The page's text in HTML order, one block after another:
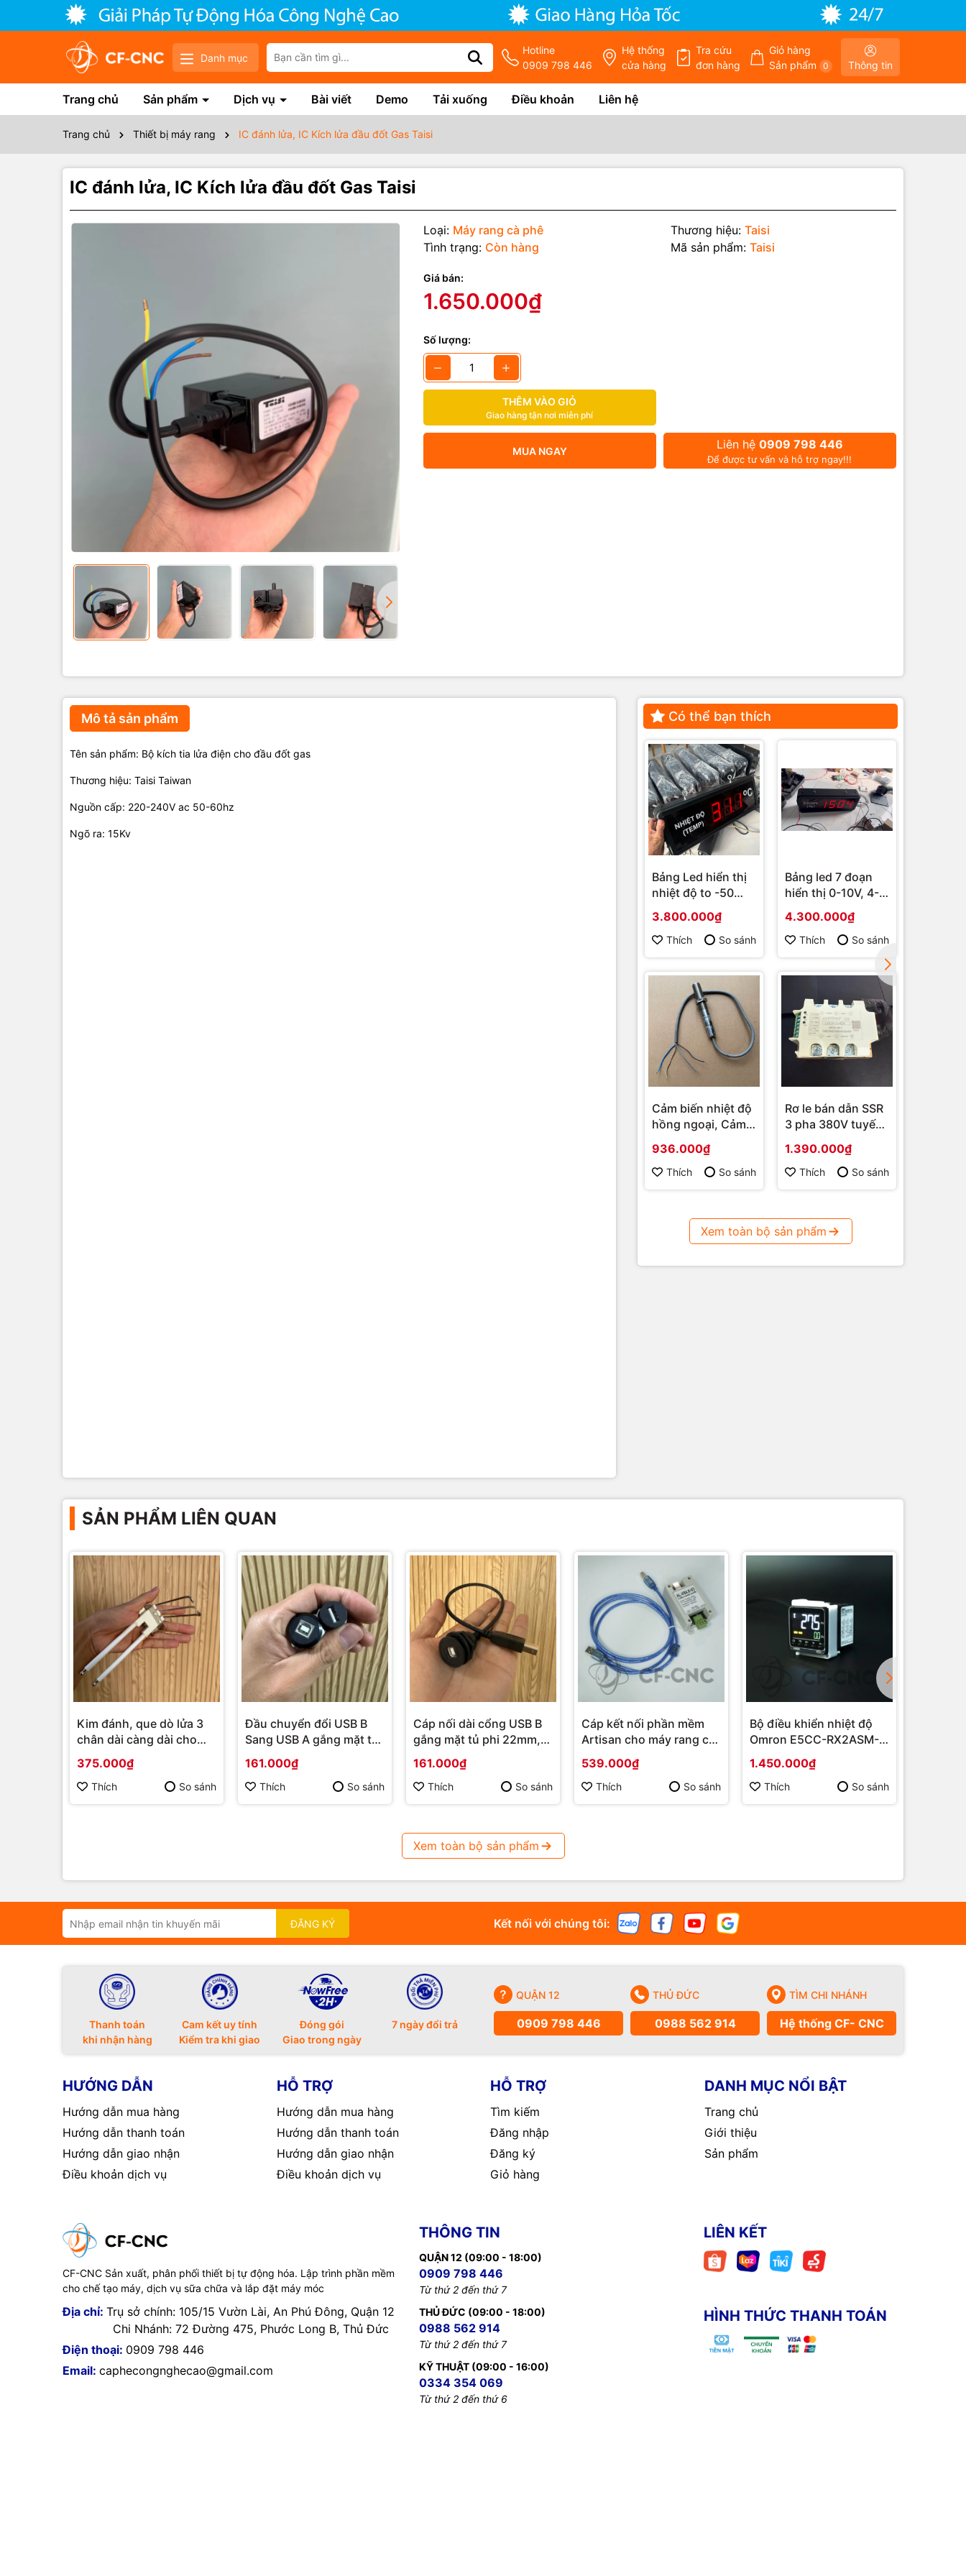
Danh mục
Hotline
0909 798 446
Hệ thống
cửa hàng
Tra cứu
đơn hàng
Giỏ hàng
Sản phẩm 0 Thông tin
Trang chủ Sản phẩm Dịch vụ Bài viết Demo Tải xuống Điều khoản Liên hệ
Trang chủ Thiết bị máy rang IC đánh lửa, IC Kích lửa đầu đốt Gas Taisi
IC đánh lửa, IC Kích lửa đầu đốt Gas Taisi
Loại: Máy rang cà phê Thương hiệu: Taisi
Tình trạng: Còn hàng Mã sản phẩm: Taisi
Giá bán:
1.650.000₫
Số lượng:
THÊM VÀO GIỎ
Giao hàng tận nơi miễn phí
MUA NGAY Liên hệ 0909 798 446
Để được tư vấn và hỗ trợ ngay!!!
Mô tả sản phẩm
Tên sản phẩm: Bộ kích tia lửa điện cho đầu đốt gas
Thương hiệu: Taisi Taiwan
Nguồn cấp: 220-240V ac 50-60hz
Ngõ ra: 15Kv
Có thể bạn thích
Bảng Led hiển thị
nhiệt độ to -50
3.800.000₫
Thích So sánh
Bảng led 7 đoạn
hiển thị 0-10V, 4-
4.300.000₫
Thích So sánh
Cảm biến nhiệt độ
hồng ngoại, Cảm
không tiếp xúc
ngõ Ra 4-20mA, 1-
5Vdc, 2-10Vdc
936.000₫
Thích So sánh
Rơ le bán dẫn SSR
3 pha 380V tuyến
20mA, 0-5V, 0-10V
1.390.000₫
Thích So sánh
Xem toàn bộ sản phẩm
SẢN PHẨM LIÊN QUAN
Kim đánh, que dò lửa 3
chân dài càng dài cho
tĩnh điện
375.000₫
Thích So sánh
Đầu chuyển đổi USB B
Sang USB A gắng mặt tủ
161.000₫
Thích So sánh
Cáp nối dài cổng USB B
gắng mặt tủ phi 22mm,
phi 22mm
161.000₫
Thích So sánh
Cáp kết nối phần mềm
Artisan cho máy rang cà
máy AL-V84.0-V3
539.000₫
Thích So sánh
Bộ điều khiển nhiệt độ
Omron E5CC-RX2ASM-
1.450.000₫
Thích So sánh
Xem toàn bộ sản phẩm
Tên sản phẩm: Bộ kích tia lửa điện cho đầu đốt gas
Thương hiệu: Taisi Taiwan
Nguồn cấp: 220-240V ac 50-60hz
Ngõ ra: 15Kv
ĐĂNG KÝ Kết nối với chúng tôi:
Thanh toán
khi nhận hàng
Cam kết uy tính
Kiểm tra khi giao
Đóng gói
Giao trong ngày
7 ngày đổi trả
QUẬN 12
0909 798 446
THỦ ĐỨC
0988 562 914
TÌM CHI NHÁNH
Hệ thống CF- CNC
HƯỚNG DẪN
Hướng dẫn mua hàng
Hướng dẫn thanh toán
Hướng dẫn giao nhận
Điều khoản dịch vụ
HỖ TRỢ
Hướng dẫn mua hàng
Hướng dẫn thanh toán
Hướng dẫn giao nhận
Điều khoản dịch vụ
HỖ TRỢ
Tìm kiếm
Đăng nhập
Đăng ký
Giỏ hàng
DANH MỤC NỔI BẬT
Trang chủ
Giới thiệu
Sản phẩm
CF-CNC Sản xuất, phân phối thiết bị tự động hóa. Lập trình phần mềm
cho chế tạo máy, dịch vụ sữa chữa và lắp đặt máy móc
Địa chỉ: Trụ sở chính: 105/15 Vườn Lài, An Phú Đông, Quận 12
Chi Nhánh: 72 Đường 475, Phước Long B, Thủ Đức
Điện thoại: 0909 798 446
Email: caphecongnghecao@gmail.com
THÔNG TIN
QUẬN 12 (09:00 - 18:00)
0909 798 446
Từ thứ 2 đến thứ 7
THỦ ĐỨC (09:00 - 18:00)
0988 562 914
Từ thứ 2 đến thứ 7
KỸ THUẬT (09:00 - 16:00)
0334 354 069
Từ thứ 2 đến thứ 6
LIÊN KẾT
HÌNH THỨC THANH TOÁN